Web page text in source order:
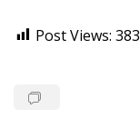
Post Views: 383